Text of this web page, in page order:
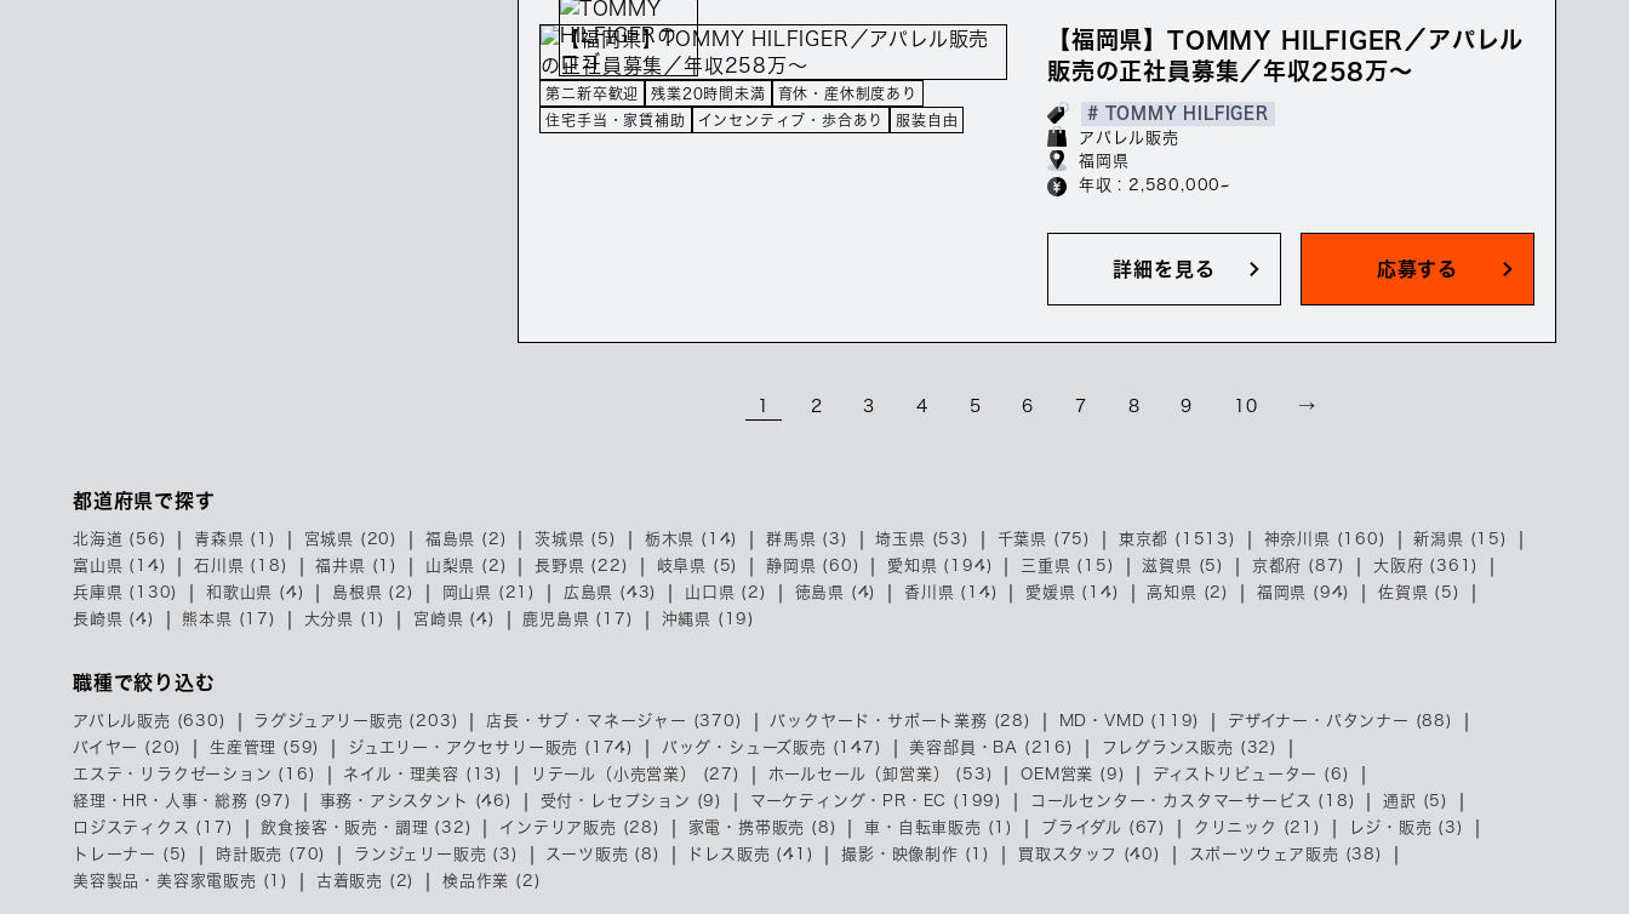
第二新卒歓迎 残業20時間未満
育休・産休制度あり
住宅手当・家賃補助
インセンティブ・歩合あり 服装自由
【福岡県】TOMMY HILFIGER／アパレル
販売の正社員募集／年収258万～
# TOMMY HILFIGER
アパレル販売
福岡県
年収 : 2,580,000~
詳細を見る 応募する
2 3 4 5 6 7 8 9 10 →
都道府県で探す
北海道 (56) 青森県 (1) 宮城県 (20) 福島県 (2) 茨城県 (5) 栃木県 (14) 群馬県 (3) 埼玉県 (53) 千葉県 (75) 東京都 (1513) 神奈川県 (160)
新潟県 (15)
富山県 (14)
石川県 (18) 福井県 (1) 山梨県 (2) 長野県 (22) 岐阜県 (5) 静岡県 (60) 愛知県 (194) 三重県 (15) 滋賀県 (5) 京都府 (87)
大阪府 (361)
兵庫県 (130)
和歌山県 (4) 島根県 (2) 岡山県 (21) 広島県 (43) 山口県 (2) 徳島県 (4) 香川県 (14) 愛媛県 (14) 高知県 (2) 福岡県 (94)
佐賀県 (5)
長崎県 (4)
熊本県 (17) 大分県 (1) 宮崎県 (4) 鹿児島県 (17) 沖縄県 (19)
職種で絞り込む
アパレル販売 (630) ラグジュアリー販売 (203) 店長・サブ・マネージャー (370) バックヤード・サポート業務 (28) MD・VMD (119)
デザイナー・パタンナー (88)
バイヤー (20)
生産管理 (59) ジュエリー・アクセサリー販売 (174) バッグ・シューズ販売 (147) 美容部員・BA (216)
フレグランス販売 (32)
エステ・リラクゼーション (16)
ネイル・理美容 (13) リテール（小売営業） (27) ホールセール（卸営業） (53) OEM営業 (9)
ディストリビューター (6)
経理・HR・人事・総務 (97)
事務・アシスタント (46) 受付・レセプション (9) マーケティング・PR・EC (199) コールセンター・カスタマーサービス (18)
通訳 (5)
ロジスティクス (17)
飲食接客・販売・調理 (32) インテリア販売 (28) 家電・携帯販売 (8) 車・自転車販売 (1) ブライダル (67) クリニック (21)
レジ・販売 (3)
トレーナー (5)
時計販売 (70) ランジェリー販売 (3) スーツ販売 (8) ドレス販売 (41) 撮影・映像制作 (1) 買取スタッフ (40)
スポーツウェア販売 (38)
美容製品・美容家電販売 (1)
古着販売 (2) 検品作業 (2)